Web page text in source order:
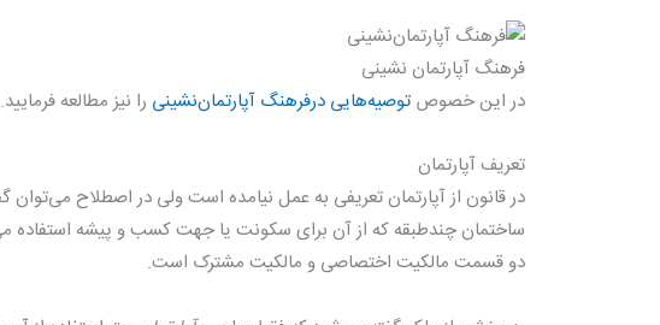
فرهنگ آپارتمان‌ نشینی
در این خصوص توصیه‌هایی درفرهنگ آپارتمان‌نشینی را نیز مطالعه فرمایید.
تعریف آپارتمان
در قانون از آپارتمان تعریفی به عمل نیامده است ولی در اصطلاح
ساختمان چندطبقه که از آن برای سکونت یا جهت کسب و پیشه استفاده
دو قسمت مالکیت اختصاصی و مالکیت مشترک است.